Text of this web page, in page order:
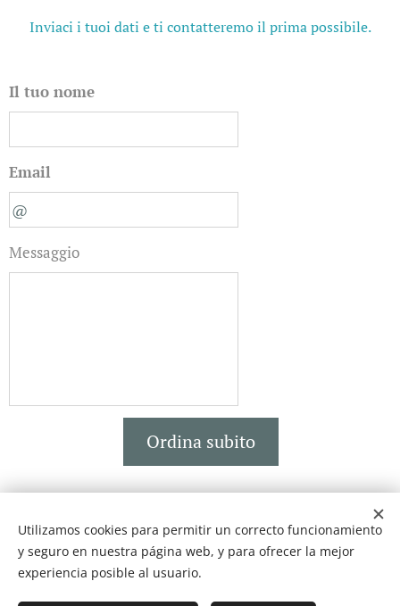
Inviaci i tuoi dati e ti contatteremo il prima possibile.
Il tuo nome
Email
Messaggio
Ordina subito
BISCOTTIFICIO FICHERA
Creato conWebnode
Utilizamos cookies para permitir un correcto funcionamiento
y seguro en nuestra página web, y para ofrecer la mejor
experiencia posible al usuario.